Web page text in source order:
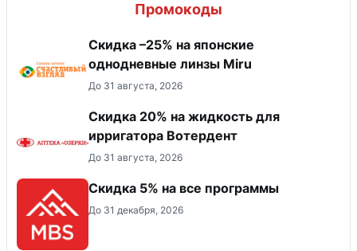
Промокоды
Скидка –25% на японские
однодневные линзы Miru
До 31 августа, 2026
Скидка 20% на жидкость для
ирригатора Вотердент
До 31 августа, 2026
Скидка 5% на все программы
До 31 декабря, 2026